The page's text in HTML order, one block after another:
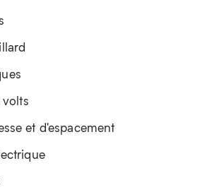
volts
et d'espacement